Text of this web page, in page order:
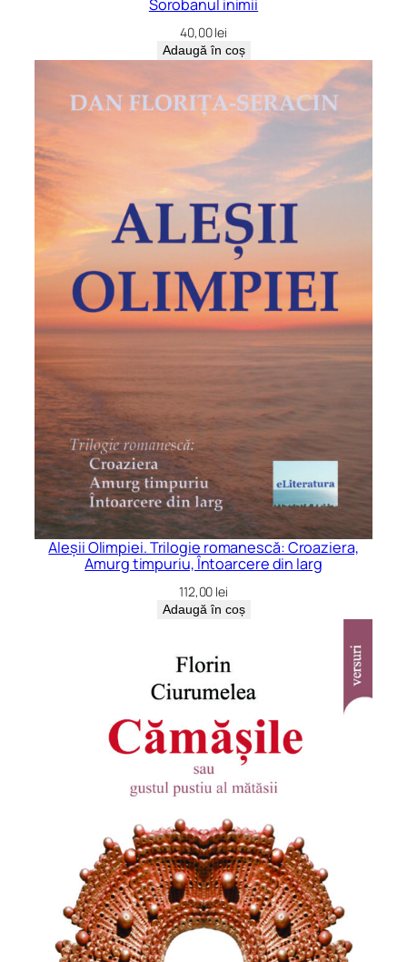
Sorobanul inimii
40,00lei
Adaugă în coș
Aleșii Olimpiei. Trilogie romanescă: Croaziera,
Amurg timpuriu, Întoarcere din larg
112,00 lei
Adaugă în coș